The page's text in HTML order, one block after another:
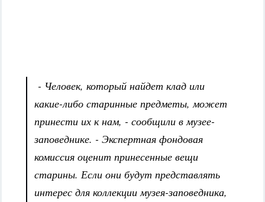
- Человек, который найдет клад или
какие-либо старинные предметы, может
принести их к нам, - сообщили в музее-
заповеднике. - Экспертная фондовая
комиссия оценит принесенные вещи
старины. Если они будут представлять
интерес для коллекции музея-заповедника,